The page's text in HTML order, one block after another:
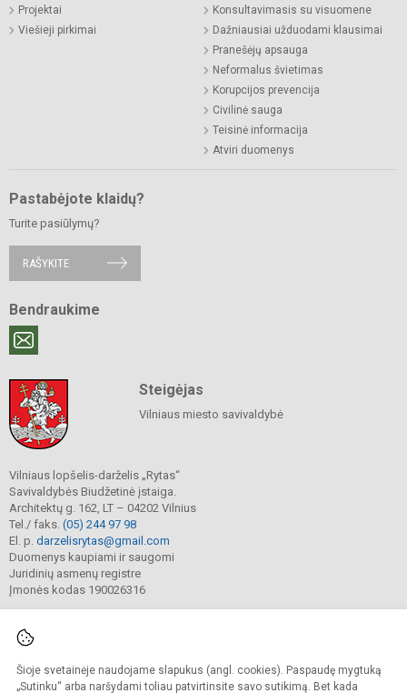
Šioje svetainėje naudojame slapukus (angl. cookies). Paspaudę mygtuką
„Sutinku“ arba naršydami toliau patvirtinsite savo sutikimą. Bet kada
Projektai
Viešieji pirkimai
Konsultavimasis su visuomene
Dažniausiai užduodami klausimai
Pranešėjų apsauga
Neformalus švietimas
Korupcijos prevencija
Civilinė sauga
Teisinė informacija
Atviri duomenys
Pastabėjote klaidų?
Turite pasiūlymų?
RAŠYKITE
Bendraukime
Steigėjas
Vilniaus miesto savivaldybė
Vilniaus lopšelis-darželis „Rytas“
Savivaldybės Biudžetinė įstaiga.
Architektų g. 162, LT – 04202 Vilnius
Tel./ faks. (05) 244 97 98
El. p. darzelisrytas@gmail.com
Duomenys kaupiami ir saugomi
Juridinių asmenų registre
Įmonės kodas 190026316
© 2025. Vilniaus lopšelis-darželis „Rytas“. Visos teisės saugomos.
Kopijuoti turinį be raštiško darželio sutikimo griežtai draudžiama.